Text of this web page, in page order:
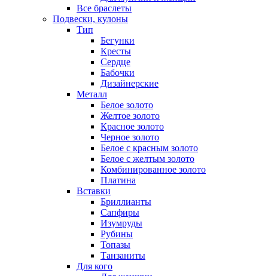
Все браслеты
Подвески, кулоны
Тип
Бегунки
Кресты
Сердце
Бабочки
Дизайнерские
Металл
Белое золото
Желтое золото
Красное золото
Черное золото
Белое с красным золото
Белое с желтым золото
Комбинированное золото
Платина
Вставки
Бриллианты
Сапфиры
Изумруды
Рубины
Топазы
Танзаниты
Для кого